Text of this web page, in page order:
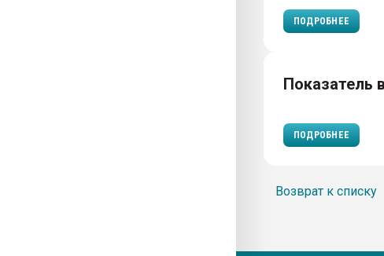
ПОДРОБНЕЕ
Показатель
ПОДРОБНЕЕ
Возврат к списку